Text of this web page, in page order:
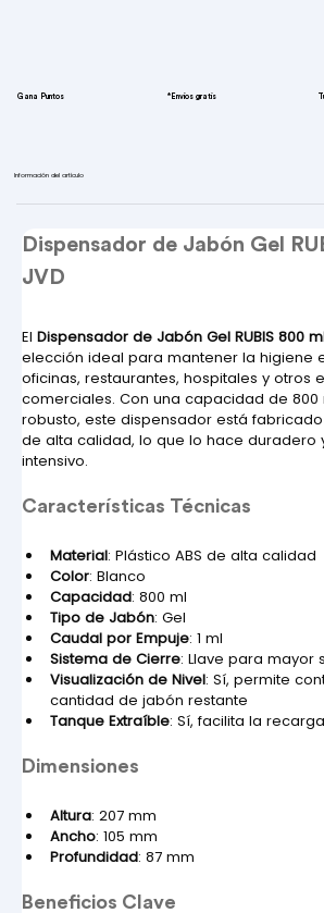
Gana Puntos *Envíos gratis
Información del artículo
Dispensador de Jabón Gel
JVD
El Dispensador de Jabón Gel RUBIS 800
elección ideal para mantener la higiene
oficinas, restaurantes, hospitales y otros
comerciales. Con una capacidad de 800
robusto, este dispensador está fabricado
de alta calidad, lo que lo hace duradero
intensivo.
Características Técnicas
Material: Plástico ABS de alta calidad
Color: Blanco
Capacidad: 800 ml
Tipo de Jabón: Gel
Caudal por Empuje: 1 ml
Sistema de Cierre: Llave para mayor
Visualización de Nivel: Sí, permite
cantidad de jabón restante
Tanque Extraíble: Sí, facilita la
Dimensiones
Altura: 207 mm
Ancho: 105 mm
Profundidad: 87 mm
Beneficios Clave